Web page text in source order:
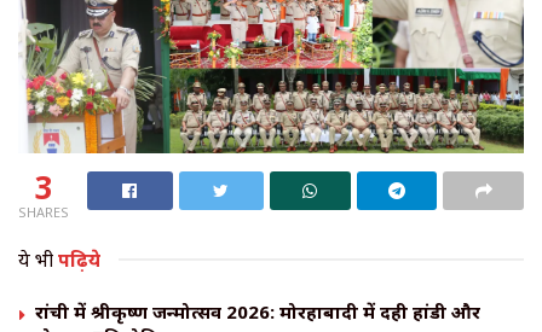
3
SHARES
ये भीपढ़िये
रांची में श्रीकृष्ण जन्मोत्सव 2026: मोरहाबादी में दही हांडी और